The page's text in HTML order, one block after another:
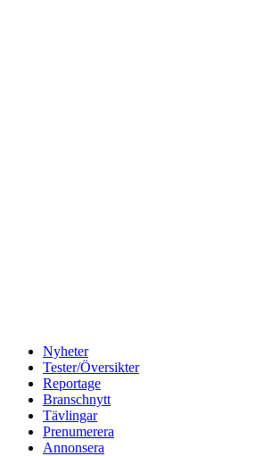
Nyheter
Tester/Översikter
Reportage
Branschnytt
Tävlingar
Prenumerera
Annonsera